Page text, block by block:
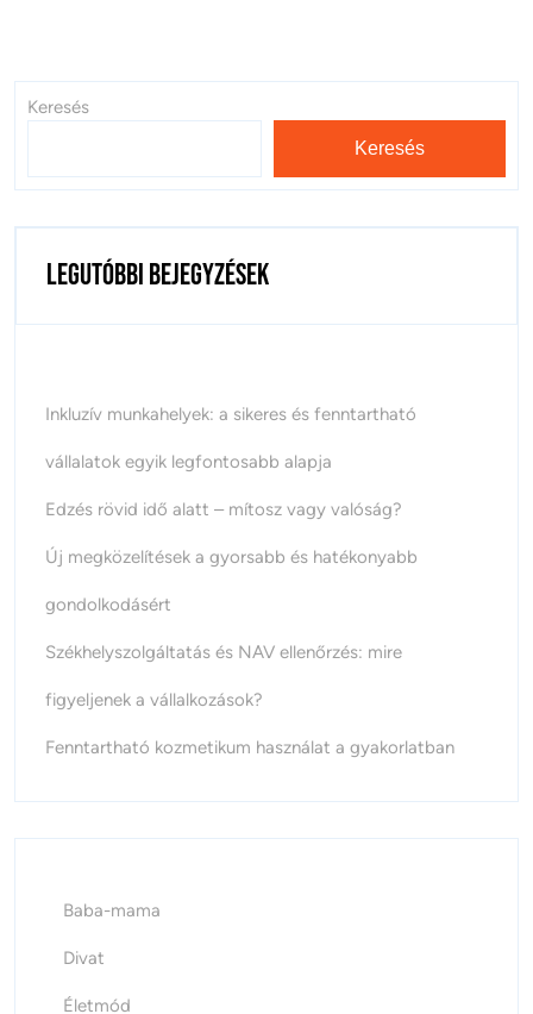
Keresés
Keresés
Legutóbbi bejegyzések
Inkluzív munkahelyek: a sikeres és fenntartható
vállalatok egyik legfontosabb alapja
Edzés rövid idő alatt – mítosz vagy valóság?
Új megközelítések a gyorsabb és hatékonyabb
gondolkodásért
Székhelyszolgáltatás és NAV ellenőrzés: mire
figyeljenek a vállalkozások?
Fenntartható kozmetikum használat a gyakorlatban
Baba-mama
Divat
Életmód